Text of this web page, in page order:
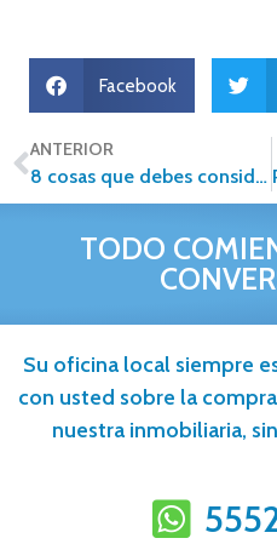
Facebook
ANTERIOR
8 cosas que debes considerar antes de independizarte
TODO
Su oficina local siempre
con usted sobre la
nuestra inmobiliaria,